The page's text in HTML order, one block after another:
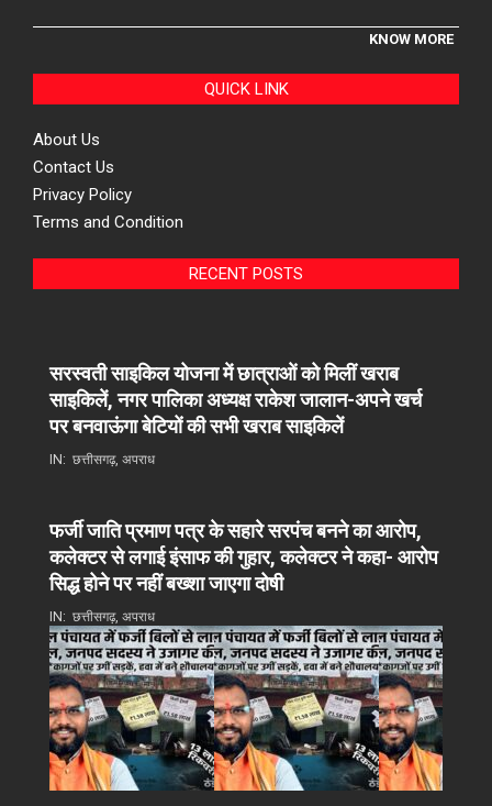
KNOW MORE
QUICK LINK
About Us
Contact Us
Privacy Policy
Terms and Condition
RECENT POSTS
सरस्वती साइकिल योजना में छात्राओं को मिलीं खराब
साइकिलें, नगर पालिका अध्यक्ष राकेश जालान-अपने खर्च
पर बनवाऊंगा बेटियों की सभी खराब साइकिलें
IN: छत्तीसगढ़, अपराध
फर्जी जाति प्रमाण पत्र के सहारे सरपंच बनने का आरोप,
कलेक्टर से लगाई इंसाफ की गुहार, कलेक्टर ने कहा- आरोप
सिद्ध होने पर नहीं बख्शा जाएगा दोषी
IN: छत्तीसगढ़, अपराध